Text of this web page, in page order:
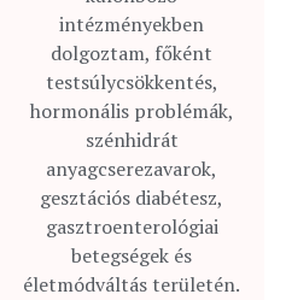
intézményekben
dolgoztam, főként
testsúlycsökkentés,
hormonális problémák,
szénhidrát
anyagcserezavarok,
gesztációs diabétesz,
gasztroenterológiai
betegségek és
életmódváltás területén.